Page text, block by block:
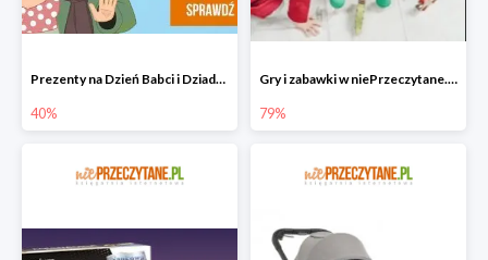
Prezenty na Dzień Babci i Dziadka w niePrzeczytane.pl do -40%
40%
Gry i zabawki w niePrzeczytane.pl do -79%
79%